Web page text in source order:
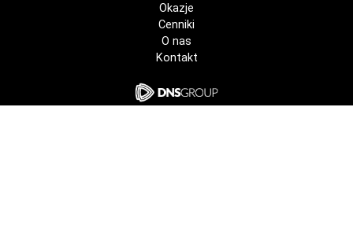
Okazje
Cenniki
O nas
Kontakt